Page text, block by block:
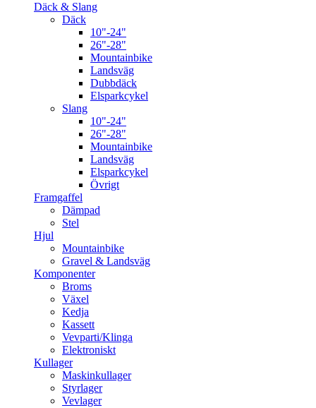
Däck & Slang
Däck
10"-24"
26"-28"
Mountainbike
Landsväg
Dubbdäck
Elsparkcykel
Slang
10"-24"
26"-28"
Mountainbike
Landsväg
Elsparkcykel
Övrigt
Framgaffel
Dämpad
Stel
Hjul
Mountainbike
Gravel & Landsväg
Komponenter
Broms
Växel
Kedja
Kassett
Vevparti/Klinga
Elektroniskt
Kullager
Maskinkullager
Styrlager
Vevlager